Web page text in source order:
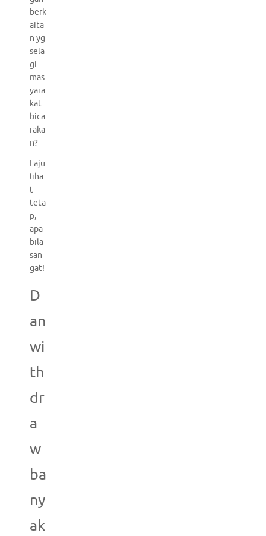
berk
aita
n yg
sela
gi
mas
yara
kat
bica
raka
n?
Laju
liha
t
teta
p,
apa
bila
san
gat!
D
an
wi
th
dr
a
w
ba
ny
ak